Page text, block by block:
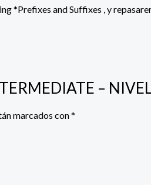
*Prefixes and Suffixes , y
–
marcados con*